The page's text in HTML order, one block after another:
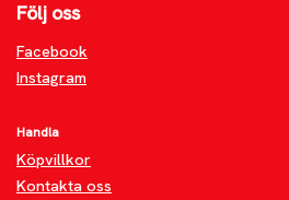
Följ oss
Facebook
Instagram
Handla
Köpvillkor
Kontakta oss